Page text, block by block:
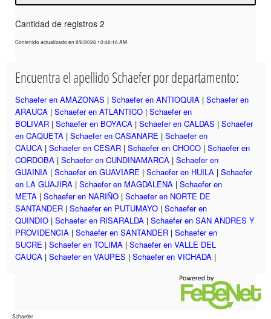
Cantidad de registros 2
Contenido actualizado en 8/6/2026 10:46:18 AM
Encuentra el apellido Schaefer por departamento:
Schaefer en AMAZONAS | Schaefer en ANTIOQUIA | Schaefer en
ARAUCA | Schaefer en ATLANTICO | Schaefer en
BOLIVAR | Schaefer en BOYACA | Schaefer en CALDAS | Schaefer
en CAQUETA | Schaefer en CASANARE | Schaefer en
CAUCA | Schaefer en CESAR | Schaefer en CHOCO | Schaefer en
CORDOBA | Schaefer en CUNDINAMARCA | Schaefer en
GUAINIA | Schaefer en GUAVIARE | Schaefer en HUILA | Schaefer
en LA GUAJIRA | Schaefer en MAGDALENA | Schaefer en
META | Schaefer en NARIÑO | Schaefer en NORTE DE
SANTANDER | Schaefer en PUTUMAYO | Schaefer en
QUINDIO | Schaefer en RISARALDA | Schaefer en SAN ANDRES Y
PROVIDENCIA | Schaefer en SANTANDER | Schaefer en
SUCRE | Schaefer en TOLIMA | Schaefer en VALLE DEL
CAUCA | Schaefer en VAUPES | Schaefer en VICHADA |
Schaefer